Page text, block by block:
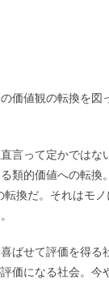
価値観の転換を図
言って定かではな
類的価値への転換
換だ。それはモ
ばせて評価を得る
価になる社会。今